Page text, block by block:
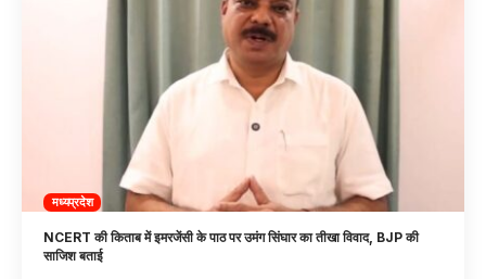
मध्यप्रदेश
NCERT की किताब में इमरजेंसी के पाठ पर उमंग सिंघार का तीखा विवाद, BJP की
साजिश बताई